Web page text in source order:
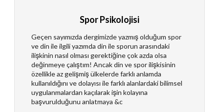
Spor Psikolojisi
Geçen sayımızda dergimizde yazmış olduğum spor
ve din ile ilgili yazımda din ile sporun arasındaki
ilişkinin nasıl olması gerektiğine çok azda olsa
değinmeye çalıştım! Ancak din ve spor ilişkisinin
özellikle az gelişmiş ülkelerde farklı anlamda
kullanıldığını ve dolayısı ile farklı alanlardaki bilimsel
uygulanmalardan kaçılarak işin kolayına
başvurulduğunu anlatmaya &c